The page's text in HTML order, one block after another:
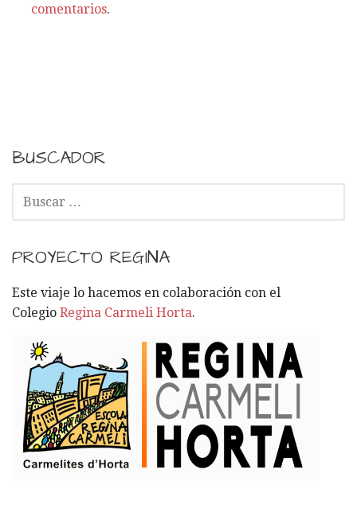
comentarios.
BUSCADOR
C
A
R
:
PROYECTO REGINA
Este viaje lo hacemos en colaboración con el
Colegio Regina Carmeli Horta.